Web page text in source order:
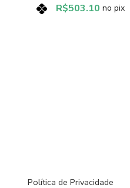
R$503.10 no pix
Política de Privacidade